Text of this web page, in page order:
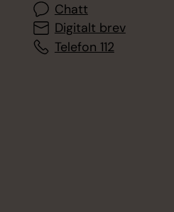
Chatt
Digitalt brev
Telefon 112